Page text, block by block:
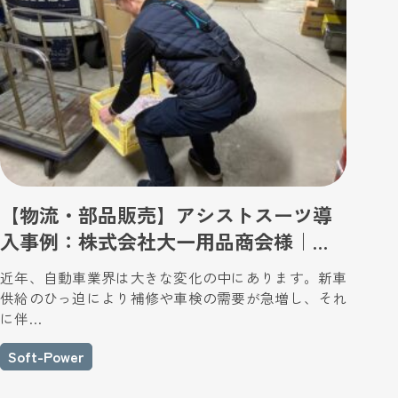
【物流・部品販売】アシストスーツ導
入事例：株式会社大一用品商会様｜供
給ひっ迫による修理需要増と「2024年
問題」に立ち向かう作業環境改善
近年、自動車業界は大きな変化の中にあります。新車
供給のひっ迫により補修や車検の需要が急増し、それ
に伴…
Soft-Power